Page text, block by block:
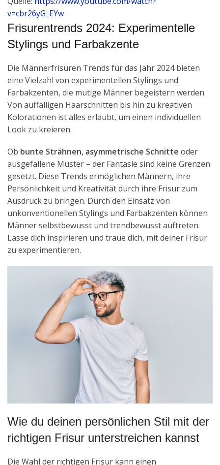
v=cbr26yG_EYw
Frisurentrends 2024: Experimentelle
Stylings und Farbakzente
Die Männerfrisuren Trends für das Jahr 2024 bieten
eine Vielzahl von experimentellen Stylings und
Farbakzenten, die mutige Männer begeistern werden.
Von auffälligen Haarschnitten bis hin zu kreativen
Kolorationen ist alles erlaubt, um einen individuellen
Look zu kreieren.
Ob bunte Strähnen, asymmetrische Schnitte oder
ausgefallene Muster – der Fantasie sind keine Grenzen
gesetzt. Diese Trends ermöglichen Männern, ihre
Persönlichkeit und Kreativität durch ihre Frisur zum
Ausdruck zu bringen. Durch den Einsatz von
unkonventionellen Stylings und Farbakzenten können
Männer selbstbewusst und trendbewusst auftreten.
Lasse dich inspirieren und traue dich, mit deiner Frisur
zu experimentieren.
Wie du deinen persönlichen Stil mit der
richtigen Frisur unterstreichen kannst
Die Wahl der richtigen Frisur kann einen